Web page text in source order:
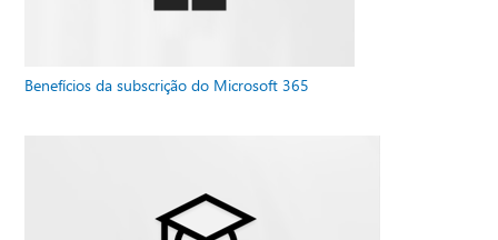
Benefícios da subscrição do Microsoft 365